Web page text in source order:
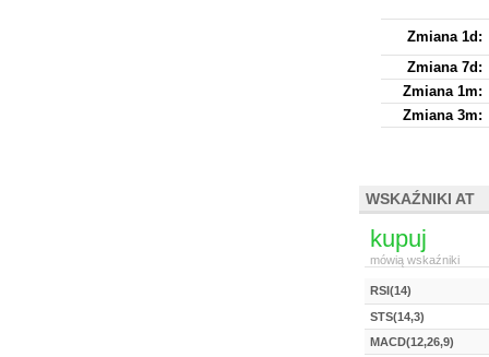
Zmiana 1d:
Zmiana 7d:
Zmiana 1m:
Zmiana 3m:
WSKAŹNIKI AT
kupuj
mówią wskaźniki
RSI(14)
STS(14,3)
MACD(12,26,9)